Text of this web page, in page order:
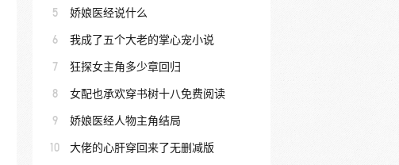
5 娇娘医经说什么
6 我成了五个大老的掌心宠小说
7 狂探女主角多少章回归
8 女配也承欢穿书树十八免费阅读
9 娇娘医经人物主角结局
10 大佬的心肝穿回来了无删减版